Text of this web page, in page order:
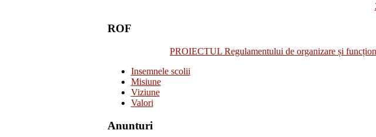
ROF
PROIECTUL Regulamentului de organizare și
Insemnele scolii
Misiune
Viziune
Valori
Anunturi